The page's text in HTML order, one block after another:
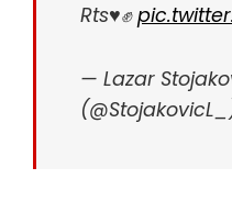
Rts♥️✊
— Lazar